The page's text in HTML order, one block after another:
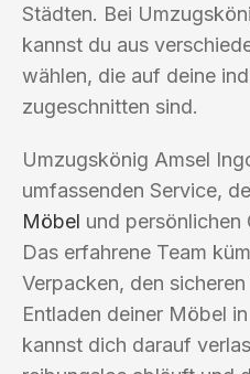
Städten. Bei
kannst du aus
wählen, die auf deine
zugeschnitten sind.
Umzugskönig Amsel
umfassenden Service,
Möbel und persönlichen
Das erfahrene Team
Verpacken, den
Entladen deiner Möbel
kannst dich darauf